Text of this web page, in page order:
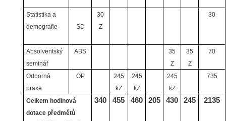
Statistika a
demografie
SD
30
Z
30
Absolventský
seminář
ABS
35
Z
35
Z
70
Odborná
praxe
OP
245
kZ
245
kZ
245
kZ
735
Celkem hodinová
dotace předmětů
340 455 460 205 430 245 2135